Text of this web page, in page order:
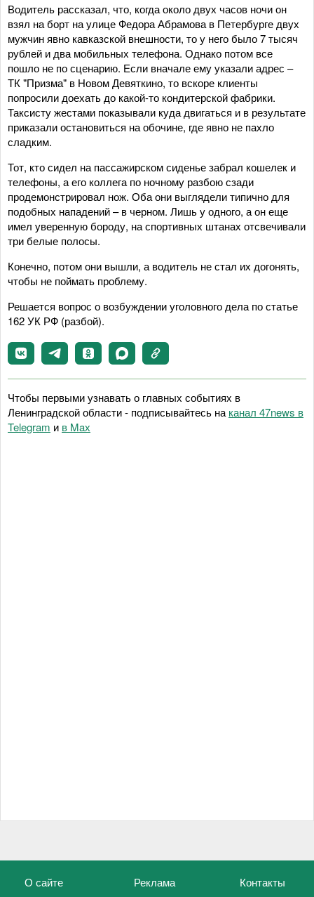
Водитель рассказал, что, когда около двух часов ночи он
взял на борт на улице Федора Абрамова в Петербурге двух
мужчин явно кавказской внешности, то у него было 7 тысяч
рублей и два мобильных телефона. Однако потом все
пошло не по сценарию. Если вначале ему указали адрес –
ТК "Призма" в Новом Девяткино, то вскоре клиенты
попросили доехать до какой-то кондитерской фабрики.
Таксисту жестами показывали куда двигаться и в результате
приказали остановиться на обочине, где явно не пахло
сладким.
Тот, кто сидел на пассажирском сиденье забрал кошелек и
телефоны, а его коллега по ночному разбою сзади
продемонстрировал нож. Оба они выглядели типично для
подобных нападений – в черном. Лишь у одного, а он еще
имел уверенную бороду, на спортивных штанах отсвечивали
три белые полосы.
Конечно, потом они вышли, а водитель не стал их догонять,
чтобы не поймать проблему.
Решается вопрос о возбуждении уголовного дела по статье
162 УК РФ (разбой).
Чтобы первыми узнавать о главных событиях в
Ленинградской области - подписывайтесь на канал 47news в
Telegram и в Maх
О сайте Реклама Контакты